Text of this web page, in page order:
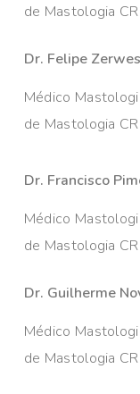
de Mastologia
Dr. Felipe
Médico
de Mastologia
Dr. Francisco
Médico
de Mastologia
Dr. Guilherme
Médico
de Mastologia